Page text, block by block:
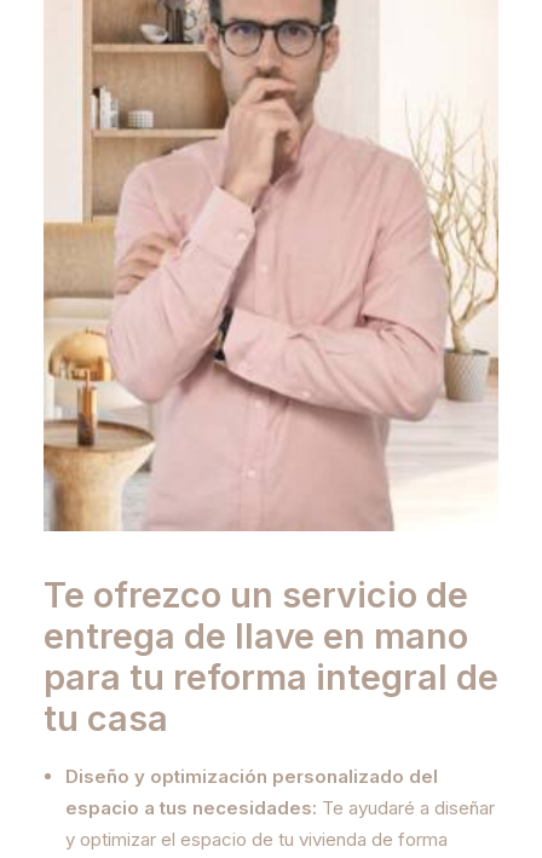
Te ofrezco un servicio de
entrega de llave en mano
para tu reforma integral de
tu casa
Diseño y optimización personalizado del
espacio a tus necesidades: Te ayudaré a diseñar
y optimizar el espacio de tu vivienda de forma